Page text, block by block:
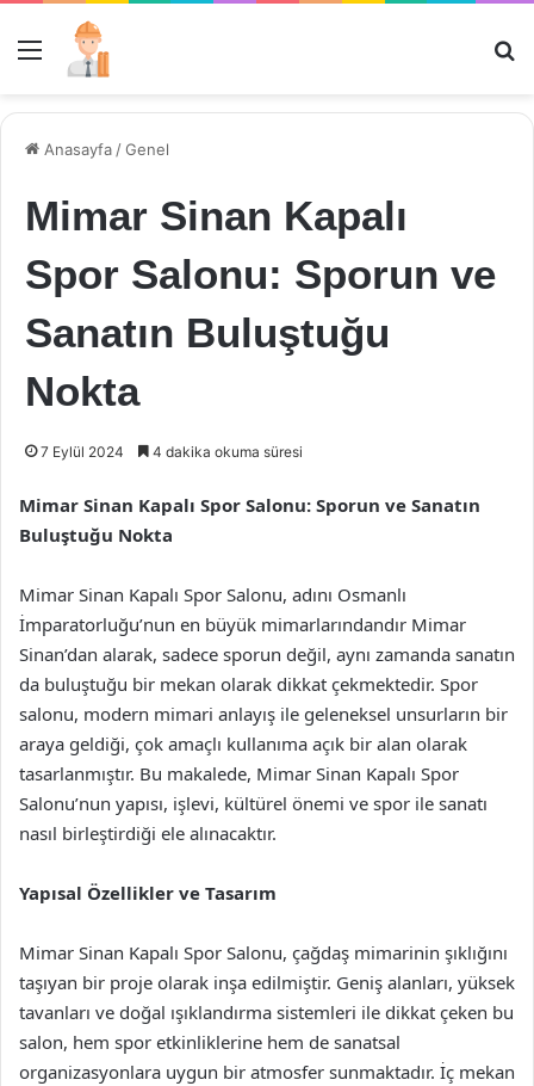
Menü
Anasayfa /Genel
Mimar Sinan Kapalı
Spor Salonu: Sporun ve
Sanatın Buluştuğu
Nokta
7 Eylül 2024 4 dakika okuma süresi
Mimar Sinan Kapalı Spor Salonu: Sporun ve Sanatın
Buluştuğu Nokta
Mimar Sinan Kapalı Spor Salonu, adını Osmanlı
İmparatorluğu’nun en büyük mimarlarındandır Mimar
Sinan’dan alarak, sadece sporun değil, aynı zamanda sanatın
da buluştuğu bir mekan olarak dikkat çekmektedir. Spor
salonu, modern mimari anlayış ile geleneksel unsurların bir
araya geldiği, çok amaçlı kullanıma açık bir alan olarak
tasarlanmıştır. Bu makalede, Mimar Sinan Kapalı Spor
Salonu’nun yapısı, işlevi, kültürel önemi ve spor ile sanatı
nasıl birleştirdiği ele alınacaktır.
Yapısal Özellikler ve Tasarım
Mimar Sinan Kapalı Spor Salonu, çağdaş mimarinin şıklığını
taşıyan bir proje olarak inşa edilmiştir. Geniş alanları, yüksek
tavanları ve doğal ışıklandırma sistemleri ile dikkat çeken bu
salon, hem spor etkinliklerine hem de sanatsal
organizasyonlara uygun bir atmosfer sunmaktadır. İç mekan